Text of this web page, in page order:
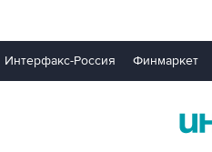
Интерфакс-Россия Финмаркет